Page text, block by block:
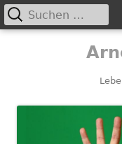
Primäres